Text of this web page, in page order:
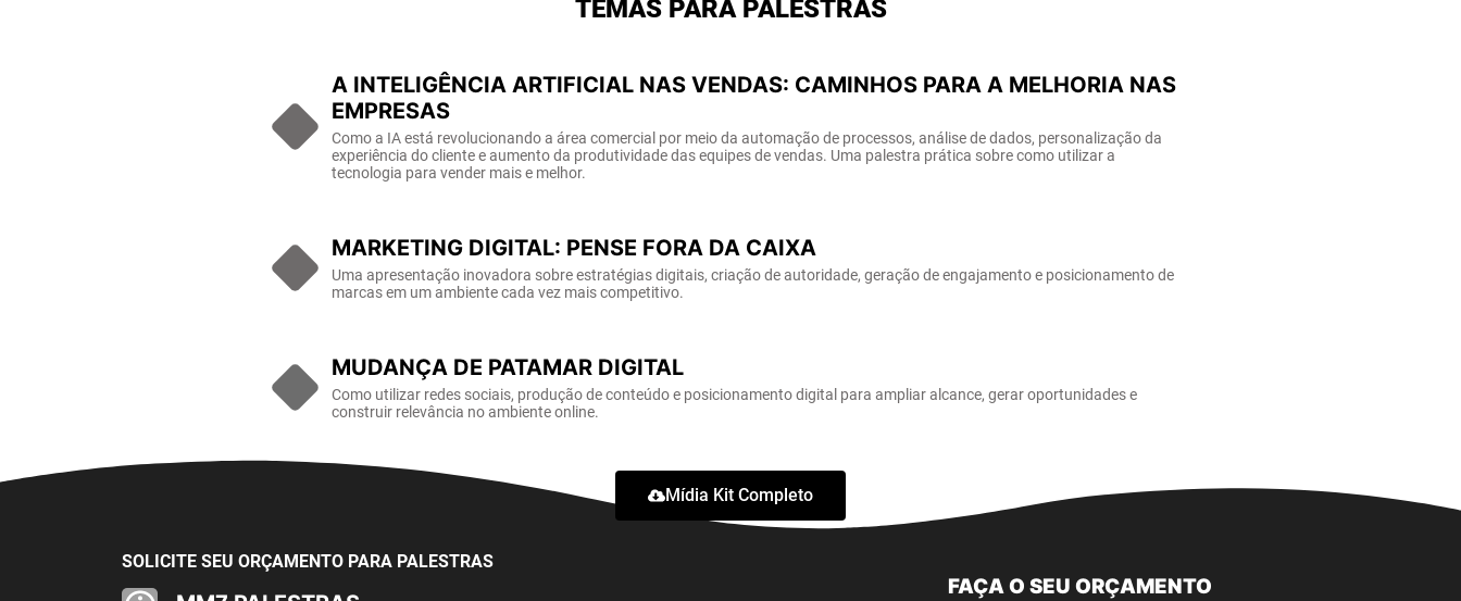
TEMAS PARA PALESTRAS
A INTELIGÊNCIA ARTIFICIAL NAS VENDAS: CAMINHOS PARA A MELHORIA NAS
EMPRESAS
Como a IA está revolucionando a área comercial por meio da automação de processos, análise de dados, personalização da
experiência do cliente e aumento da produtividade das equipes de vendas. Uma palestra prática sobre como utilizar a
tecnologia para vender mais e melhor.
MARKETING DIGITAL: PENSE FORA DA CAIXA
Uma apresentação inovadora sobre estratégias digitais, criação de autoridade, geração de engajamento e posicionamento de
marcas em um ambiente cada vez mais competitivo.
MUDANÇA DE PATAMAR DIGITAL
Como utilizar redes sociais, produção de conteúdo e posicionamento digital para ampliar alcance, gerar oportunidades e
construir relevância no ambiente online.
Mídia Kit Completo
SOLICITE SEU ORÇAMENTO PARA PALESTRAS
FAÇA O SEU ORÇAMENTO